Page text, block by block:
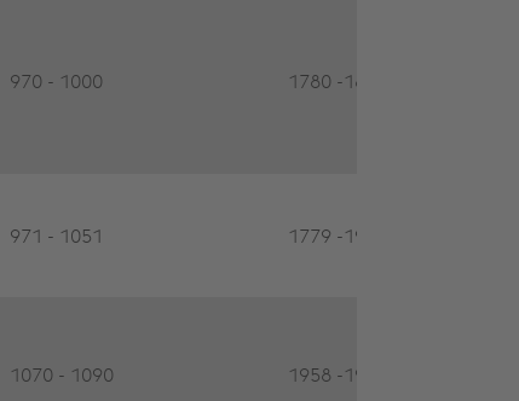
970 - 1000 1780 -1830
971 - 1051 1779 -1923
1070 - 1090 1958 -1994